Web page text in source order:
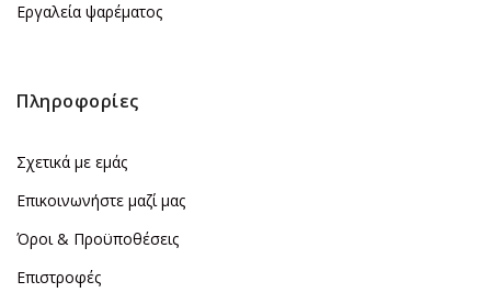
Εργαλεία ψαρέματος
Πληροφορίες
Σχετικά με εμάς
Επικοινωνήστε μαζί μας
Όροι & Προϋποθέσεις
Επιστροφές